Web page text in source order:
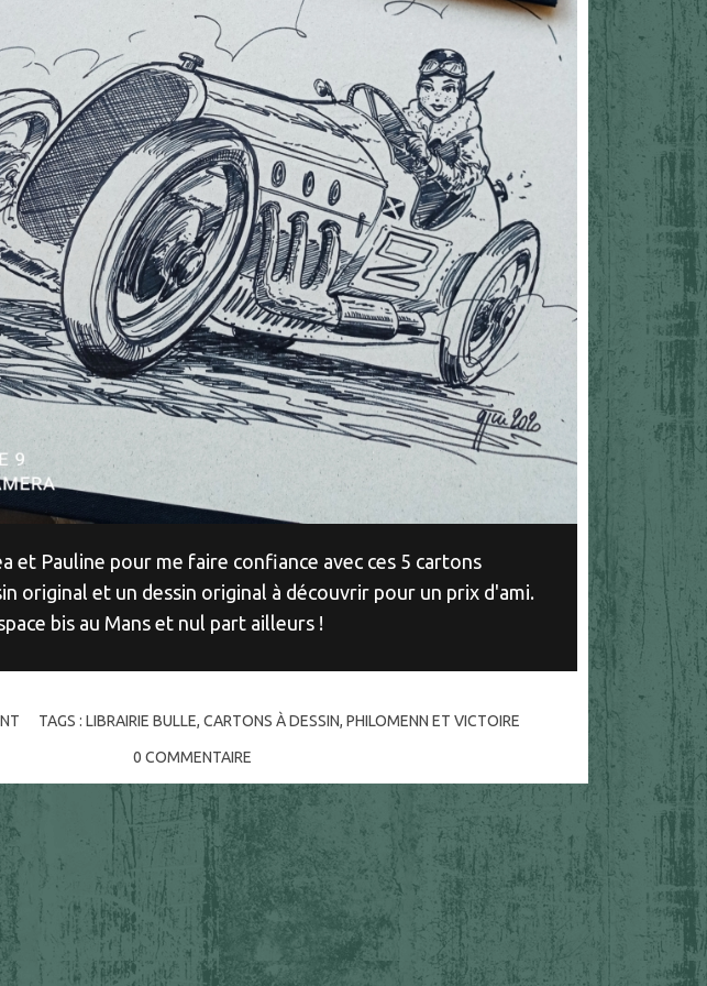
et Pauline pour me faire confiance avec ces 5 cartons
original et un dessin original à découvrir pour un prix d'ami.
bis au Mans et nul part ailleurs !
TAGS :LIBRAIRIE BULLE,CARTONS À DESSIN,PHILOMENN ET VICTOIRE
0 COMMENTAIRE